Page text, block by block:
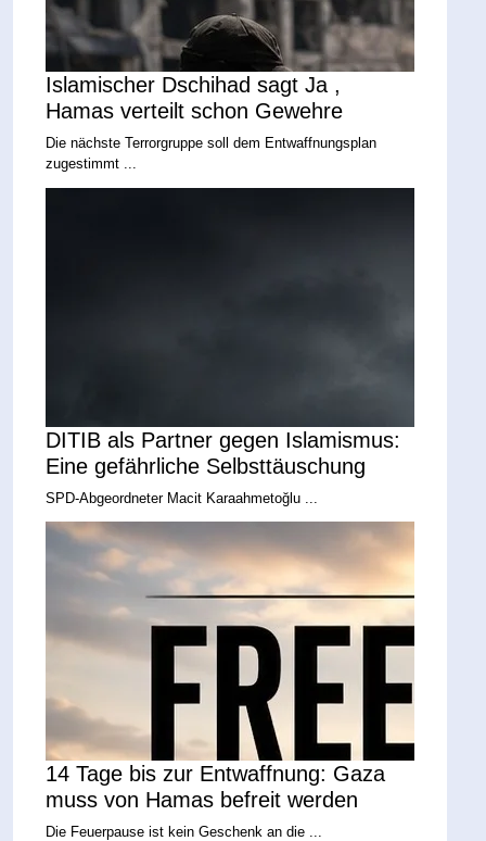
Islamischer Dschihad sagt Ja ,
Hamas verteilt schon Gewehre
Die nächste Terrorgruppe soll dem Entwaffnungsplan
zugestimmt ...
DITIB als Partner gegen Islamismus:
Eine gefährliche Selbsttäuschung
SPD-Abgeordneter Macit Karaahmetoğlu ...
14 Tage bis zur Entwaffnung: Gaza
muss von Hamas befreit werden
Die Feuerpause ist kein Geschenk an die ...